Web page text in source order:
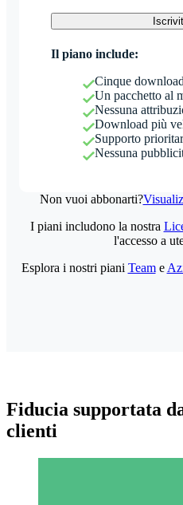
Il piano include:
Cinque
Un pacchetto al
Nessuna
Download più
Supporto
Nessuna
Non vuoi abbonarti?
I piani includono la nostra
l'accesso a
Esplora i nostri piani Teame
Fiducia supportata
clienti